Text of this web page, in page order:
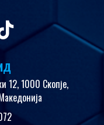
12, 1000 Скопје,